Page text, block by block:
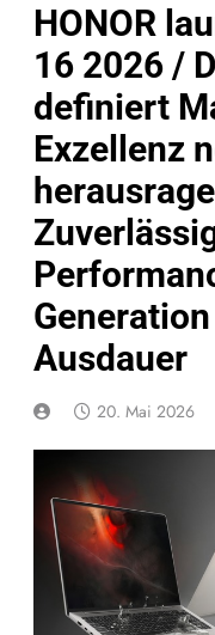
HONOR
16 2026 /
definiert
Exzellenz
Ausdauer
20. Mai 2026